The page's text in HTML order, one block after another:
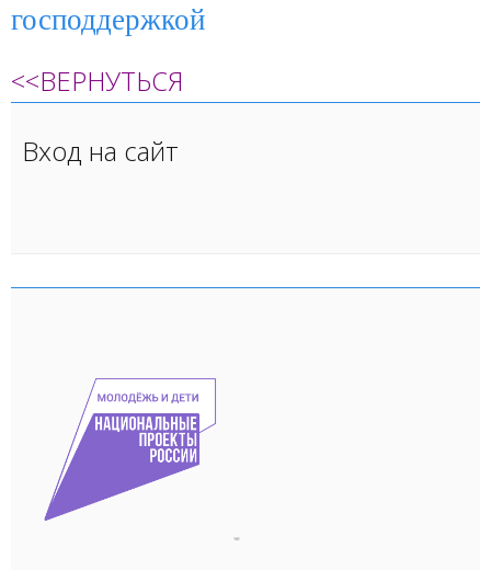
господдержкой
<<ВЕРНУТЬСЯ
Вход на сайт